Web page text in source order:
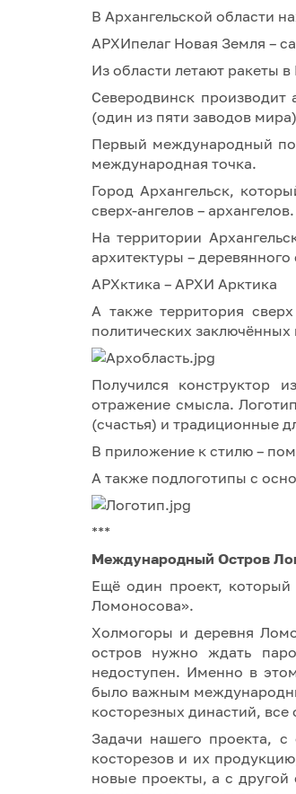
В Архангельской области
АРХИпелаг Новая Земля –
Из области летают ракеты
Северодвинск
(один из пяти заводов
Первый международный
международная точка.
Город Архангельск,
сверх-ангелов – архангелов.
На территории
архитектуры – деревянного
АРХктика – АРХИ Арктика
А также территория
политических заключённых
Получился конструктор
отражение смысла.
(счастья) и традиционные
В приложение к стилю –
А также подлоготипы с
***
Международный Остров
Ещё один проект,
Ломоносова».
Холмогоры и деревня
остров нужно ждать
недоступен. Именно в
было важным
косторезных династий,
Задачи нашего проекта,
косторезов и их
новые проекты, а с